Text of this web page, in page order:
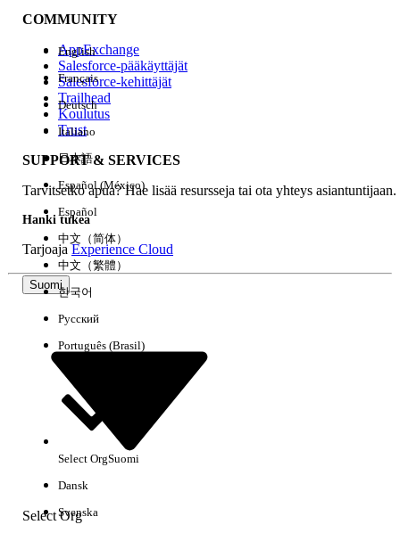
Kokemus
Tyhjennä kaikki Valmis
Tarkista avainsanojesi oikeinkirjoitus.
COMMUNITY
AppExchange
Salesforce-pääkäyttäjät
Salesforce-kehittäjät
Trailhead
Koulutus
Trust
SUPPORT & SERVICES
Tarvitsetko apua? Hae lisää resursseja tai ota yhteys asiantuntijaan.
Hanki tukea
TarjoajaExperience Cloud
Suomi
Select Org
English
Français
Deutsch
Italiano
日本語
Español (México)
Español
中文（简体）
中文（繁體）
한국어
Русский
Português (Brasil)
Select OrgSuomi
Dansk
Svenska